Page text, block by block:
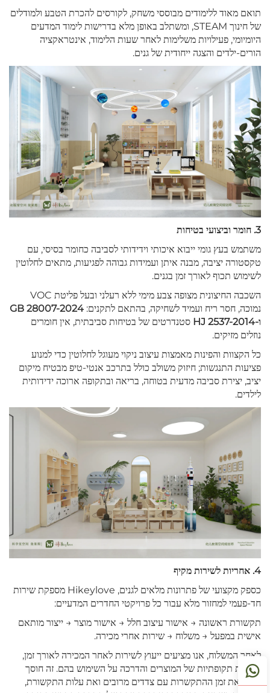
תואם מאוד ללימודים מבוססי משחק, לקורסים להכרת הטבע ולמודלים
של חינוך STEAM, ומשתלב באופן מלא בדרישות לימוד המדעים
היומיומי, פעילויות משלימות לאחר שעות הלימוד, אינטראקציה
הורים-ילדים והצגה ייחודית של גנים.
3. חומר וביצועי בטיחות
משתמש בעץ גומי ייבוא איכותי וידידותי לסביבה כחומר בסיסי, עם
טקסטורה יציבה, מבנה איתן ועמידות גבוהה לפגיעות, מתאים לחלוטין
לשימוש תכוף לאורך זמן בגנים.
השכבה החיצונית מצופה צבע מימי ללא רעלני ובעל פליטת VOC
נמוכה, חסר ריח ועמיד לשחיקה, בהתאם לתקנים: GB 28007-2024
ו-HJ 2537-2014
סטנדרטים של בטיחות סביבתית, אין חומרים
נוזלים מזיקים.
כל הקצוות והפינות מאמצות עיצוב ניקוי מעוגל לחלוטין כדי למנוע
פציעות התנגשות; חיזוק משולב כולל בתרכב אנטי-טיפ מבטיח מיקום
יציב, יצירת סביבה מדעית בטוחה, בריאה ובתקופה ארוכה ידידותית
לילדים.
4. אחריות לשירות מקיף
כספק מקצועי של פתרונות מלאים לגנים, Hikeylove מספקת שירות
חד-פעמי למחזור מלא עבור כל פרויקטי החדרים המדעיים:
תקשורת ראשונה → אישור עיצוב חלל → אישור מוצר → ייצור מותאם
אישית במפעל → משלוח → שירות אחרי מכירה.
לאחר המשלוח, אנו מציעים ייעוץ לשירות לאחר המכירה לאורך זמן,
בדיקות תקופתיות של המוצרים והדרכה על השימוש בהם. זה חוסך
לגנים את זמן ההתקשרות עם צדדים מרובים ואת עלות התקשורת,